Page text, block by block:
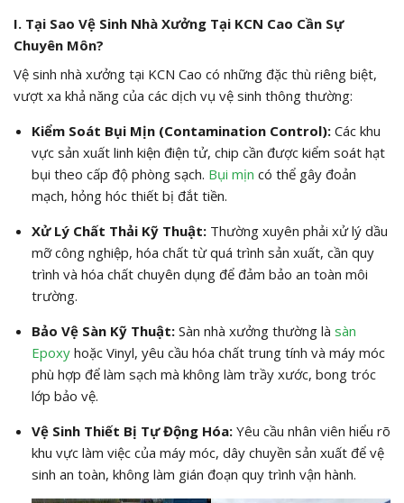
I. Tại Sao Vệ Sinh Nhà Xưởng Tại KCN Cao Cần Sự
Chuyên Môn?
Vệ sinh nhà xưởng tại KCN Cao có những đặc thù riêng biệt,
vượt xa khả năng của các dịch vụ vệ sinh thông thường:
Kiểm Soát Bụi Mịn (Contamination Control):Các khu
vực sản xuất linh kiện điện tử, chip cần được kiểm soát hạt
bụi theo cấp độ phòng sạch. Bụi mịn có thể gây đoản
mạch, hỏng hóc thiết bị đắt tiền.
Xử Lý Chất Thải Kỹ Thuật:Thường xuyên phải xử lý dầu
mỡ công nghiệp, hóa chất từ quá trình sản xuất, cần quy
trình và hóa chất chuyên dụng để đảm bảo an toàn môi
trường.
Bảo Vệ Sàn Kỹ Thuật:Sàn nhà xưởng thường là sàn
Epoxyhoặc Vinyl, yêu cầu hóa chất trung tính và máy móc
phù hợp để làm sạch mà không làm trầy xước, bong tróc
lớp bảo vệ.
Vệ Sinh Thiết Bị Tự Động Hóa:Yêu cầu nhân viên hiểu rõ
khu vực làm việc của máy móc, dây chuyền sản xuất để vệ
sinh an toàn, không làm gián đoạn quy trình vận hành.